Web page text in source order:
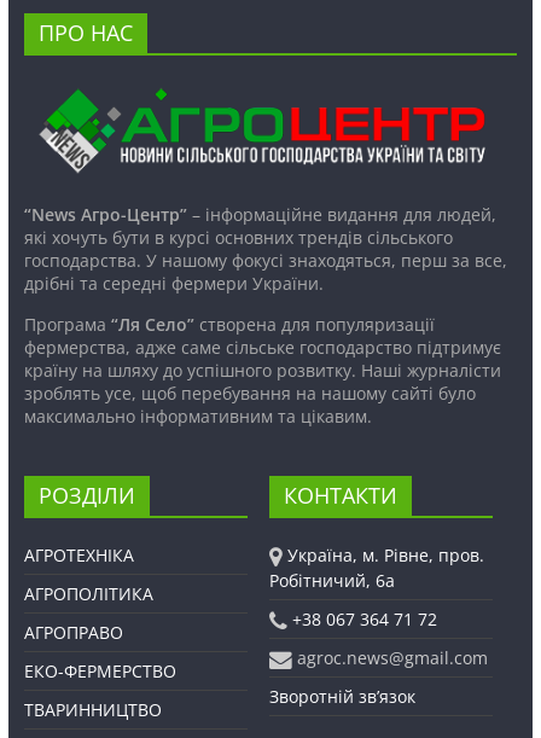
ПРО НАС
“News Агро-Центр”– інформаційне видання для людей,
які хочуть бути в курсі основних трендів сільського
господарства. У нашому фокусі знаходяться, перш за все,
дрібні та середні фермери України.
Програма “Ля Село”створена для популяризації
фермерства, адже саме сільське господарство підтримує
країну на шляху до успішного розвитку. Наші журналісти
зроблять усе, щоб перебування на нашому сайті було
максимально інформативним та цікавим.
РОЗДІЛИ
АГРОТЕХНІКА
АГРОПОЛІТИКА
АГРОПРАВО
ЕКО-ФЕРМЕРСТВО
ТВАРИННИЦТВО
КОНТАКТИ
Україна, м. Рівне, пров.
Робітничий, 6а
+38 067 364 71 72
agroc.news@gmail.com
Зворотній зв’язок